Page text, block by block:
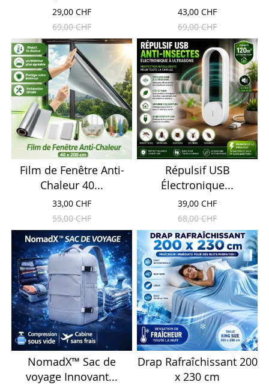
29,00 CHF
69,00 CHF
43,00 CHF
69,00 CHF
Film de Fenêtre Anti-
Chaleur 40...
33,00 CHF
55,00 CHF
Répulsif USB
Électronique...
39,00 CHF
68,00 CHF
NomadX™ Sac de
voyage Innovant...
Drap Rafraîchissant 200
x 230 cm